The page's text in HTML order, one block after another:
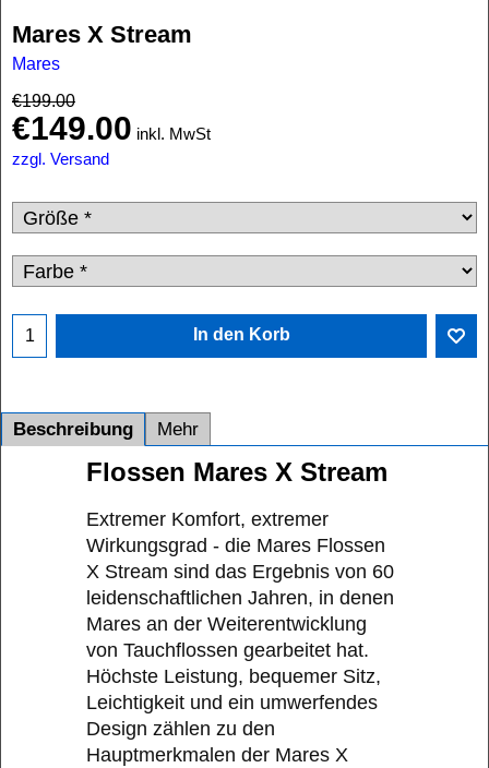
Mares X Stream
Mares
€199.00
€149.00 inkl. MwSt
zzgl. Versand
In den Korb
Beschreibung Mehr
Flossen Mares X Stream
Extremer Komfort, extremer
Wirkungsgrad - die Mares Flossen
X Stream sind das Ergebnis von 60
leidenschaftlichen Jahren, in denen
Mares an der Weiterentwicklung
von Tauchflossen gearbeitet hat.
Höchste Leistung, bequemer Sitz,
Leichtigkeit und ein umwerfendes
Design zählen zu den
Hauptmerkmalen der Mares X